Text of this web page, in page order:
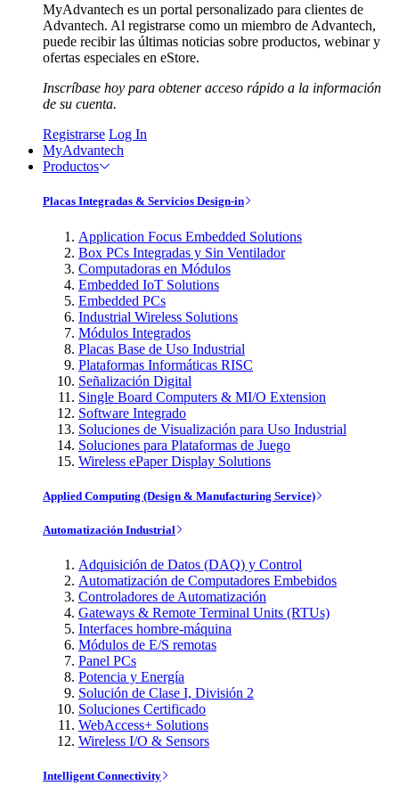
MyAdvantech es un portal personalizado para clientes de
Advantech. Al registrarse como un miembro de Advantech,
puede recibir las últimas noticias sobre productos, webinar y
ofertas especiales en eStore.
Inscríbase hoy para obtener acceso rápido a la información
de su cuenta.
Registrarse Log In
MyAdvantech
Productos
Placas Integradas & Servicios Design-in
Application Focus Embedded Solutions
Box PCs Integradas y Sin Ventilador
Computadoras en Módulos
Embedded IoT Solutions
Embedded PCs
Industrial Wireless Solutions
Módulos Integrados
Placas Base de Uso Industrial
Plataformas Informáticas RISC
Señalización Digital
Single Board Computers & MI/O Extension
Software Integrado
Soluciones de Visualización para Uso Industrial
Soluciones para Plataformas de Juego
Wireless ePaper Display Solutions
Applied Computing (Design & Manufacturing Service)
Automatización Industrial
Adquisición de Datos (DAQ) y Control
Automatización de Computadores Embebidos
Controladores de Automatización
Gateways & Remote Terminal Units (RTUs)
Interfaces hombre-máquina
Módulos de E/S remotas
Panel PCs
Potencia y Energía
Solución de Clase I, División 2
Soluciones Certificado
WebAccess+ Solutions
Wireless I/O & Sensors
Intelligent Connectivity